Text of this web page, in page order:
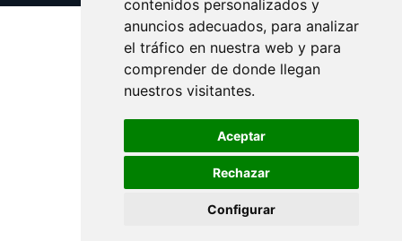
contenidos personalizados y
anuncios adecuados, para analizar
el tráfico en nuestra web y para
comprender de donde llegan
nuestros visitantes.
Aceptar
Rechazar
Configurar